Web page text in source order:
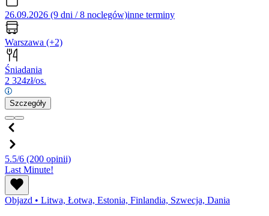
26.09.2026 (9 dni / 8 noclegów)inne terminy
Warszawa (+2)
Śniadania
2 324zł/os.
Szczegóły
5.5/6 (200 opinii)
Last Minute!
Objazd • Litwa, Łotwa, Estonia, Finlandia, Szwecja, Dania